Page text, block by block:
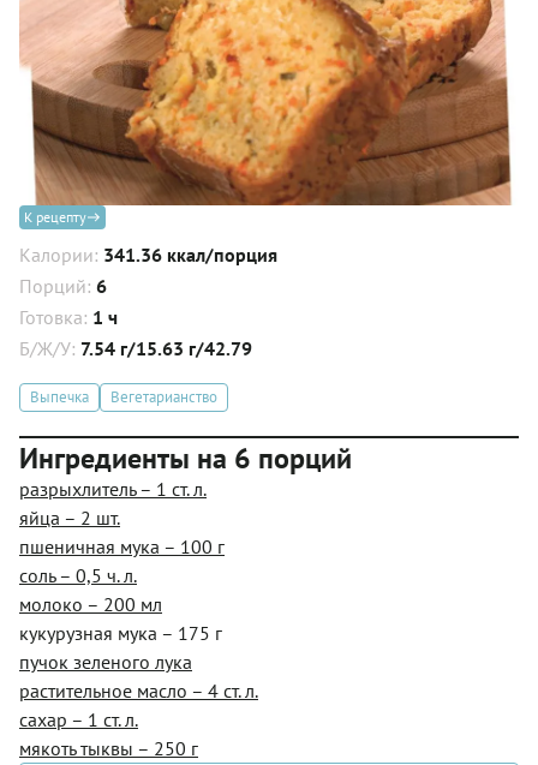
К рецепту
Калории: 341.36 ккал/порция
Порций: 6
Готовка: 1 ч
Б/Ж/У: 7.54 г/15.63 г/42.79
Выпечка Вегетарианство
Ингредиенты на 6 порций
разрыхлитель – 1 ст. л.
яйца – 2 шт.
пшеничная мука – 100 г
соль – 0,5 ч. л.
молоко – 200 мл
кукурузная мука – 175 г
пучок зеленого лука
растительное масло – 4 ст. л.
сахар – 1 ст. л.
мякоть тыквы – 250 г